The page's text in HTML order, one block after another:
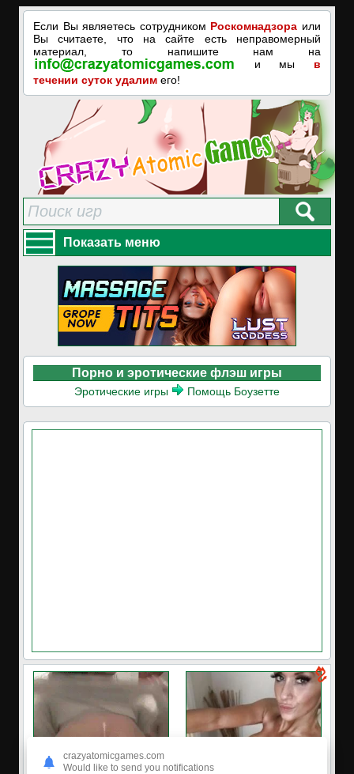
Если Вы являетесь сотрудником Роскомнадзора или
Вы считаете, что на сайте есть неправомерный
материал, то напишите нам на
и мы в
течении суток удалим его!
Показать меню
Порно и эротические флэш игры
Эротические игры Помощь Боузетте
crazyatomicgames.com
Would like to send you notifications